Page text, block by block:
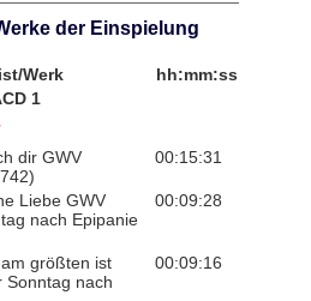
der Einspielung
Werk
hh:mm:ss
1
dir GWV
00:15:31
Liebe GWV
nach Epipanie
00:09:28
größten ist
Sonntag nach
00:09:16